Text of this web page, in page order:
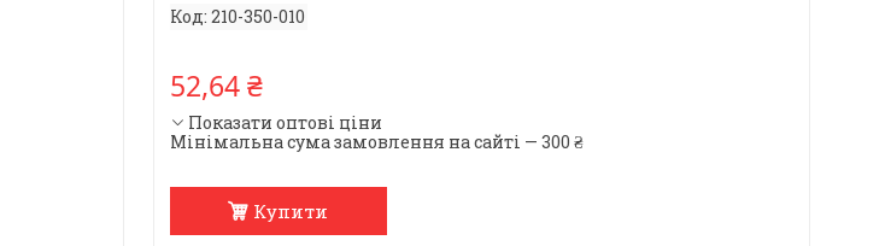
Код: 210-350-010
52,64 ₴
Показати оптові ціни
Мінімальна сума замовлення на сайті — 300 ₴
Купити